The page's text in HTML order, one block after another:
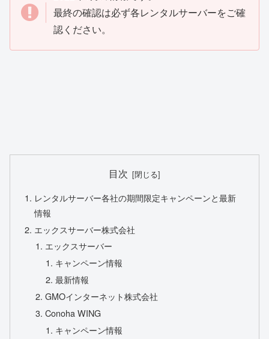
最終の確認は必ず各レンタルサーバーをご確
認ください。
目次
レンタルサーバー各社の期間限定キャンペーンと最新
情報
エックスサーバー株式会社
エックスサーバー
キャンペーン情報
最新情報
GMOインターネット株式会社
Conoha WING
キャンペーン情報